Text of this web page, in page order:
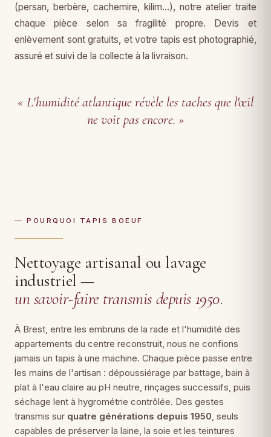
(persan, berbère, cachemire, kilim…), notre atelier traite
chaque pièce selon sa fragilité propre. Devis et
enlèvement sont gratuits, et votre tapis est photographié,
assuré et suivi de la collecte à la livraison.
« L'humidité atlantique révèle les taches que l'œil
ne voit pas encore. »
— POURQUOI TAPIS BOEUF
Nettoyage artisanal ou lavage
industriel —
un savoir-faire transmis depuis 1950.
À Brest, entre les embruns de la rade et l'humidité des
appartements du centre reconstruit, nous ne confions
jamais un tapis à une machine. Chaque pièce passe entre
les mains de l'artisan : dépoussiérage par battage, bain à
plat à l'eau claire au pH neutre, rinçages successifs, puis
séchage lent à hygrométrie contrôlée. Des gestes
transmis sur quatre générations depuis 1950, seuls
capables de préserver la laine, la soie et les teintures